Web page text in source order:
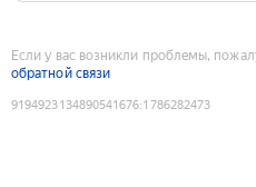
Если у вас возникли проблемы,
обратной связи
9194923134890541676:1786282473